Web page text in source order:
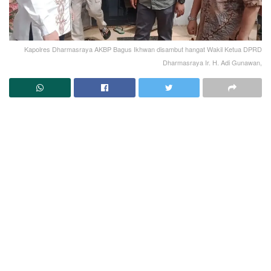
Kapolres Dharmasraya AKBP Bagus Ikhwan disambut hangat Wakil Ketua DPRD
Dharmasraya Ir. H. Adi Gunawan,